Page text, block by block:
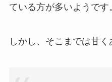
ている方が多いようです
しかし、そこまでは甘く